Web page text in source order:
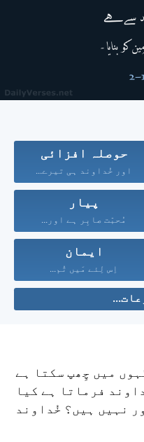
حوصلہ افزائی
اور خُداوند ہی تیرے...
پیار
مُحبّت صابِر ہے اور...
ایمان
اِس لِئے مَیں تُم...
میں چِھپ سکتا ہے
فرماتا ہے کیا
نہیں ہیں؟ خُداوند